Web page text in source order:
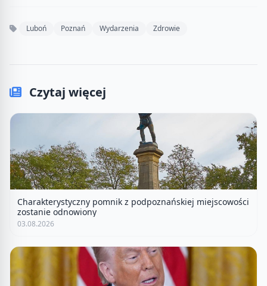
Luboń Poznań Wydarzenia Zdrowie
Czytaj więcej
Charakterystyczny pomnik z podpoznańskiej miejscowości
zostanie odnowiony
03.08.2026